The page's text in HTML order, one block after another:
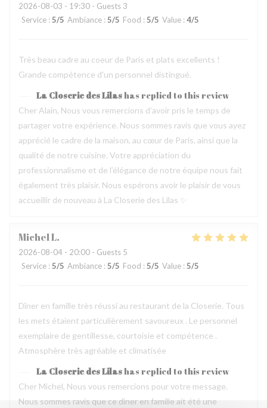
2026-08-03 - 19:30 - Guests 3
Service : 5/5 Ambiance : 5/5 Food : 5/5 Value : 4/5
Très beau cadre au coeur de Paris et plats excellents !
Grande compétence d'un personnel distingué.
La Closerie des Lilashas replied to this review
Cher Alain, Nous vous remercions d’avoir pris le temps de
partager votre expérience. Nous sommes ravis que vous ayez
apprécié le cadre de la maison, au cœur de Paris, ainsi que la
qualité de notre cuisine. Votre appréciation du
professionnalisme et de l’élégance de notre équipe nous fait
également très plaisir. Nous espérons avoir le plaisir de vous
accueillir de nouveau à La Closerie des Lilas ✨
MichelL
2026-08-04 - 20:00 - Guests 5
Service : 5/5 Ambiance : 5/5 Food : 5/5 Value : 5/5
Dîner en famille très réussi au restaurant de la Closerie. Tous
les mets étaient particulièrement savoureux . Le personnel
exemplaire de gentillesse, courtoisie et compétence .
Atmosphère très agréable et climatisée
La Closerie des Lilashas replied to this review
Cher Michel, Nous vous remercions pour votre message.
Nous sommes ravis que ce dîner en famille ait été une